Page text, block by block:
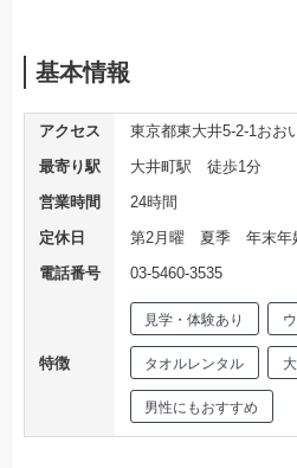
基本情報
アクセス
東京都東大井5-2-1おお
最寄り駅
大井町駅 徒歩1分
営業時間
24時間
定休日
第2月曜 夏季 年末年
電話番号
03-5460-3535
特徴
見学・体験あり
タオルレンタル
男性にもおすすめ